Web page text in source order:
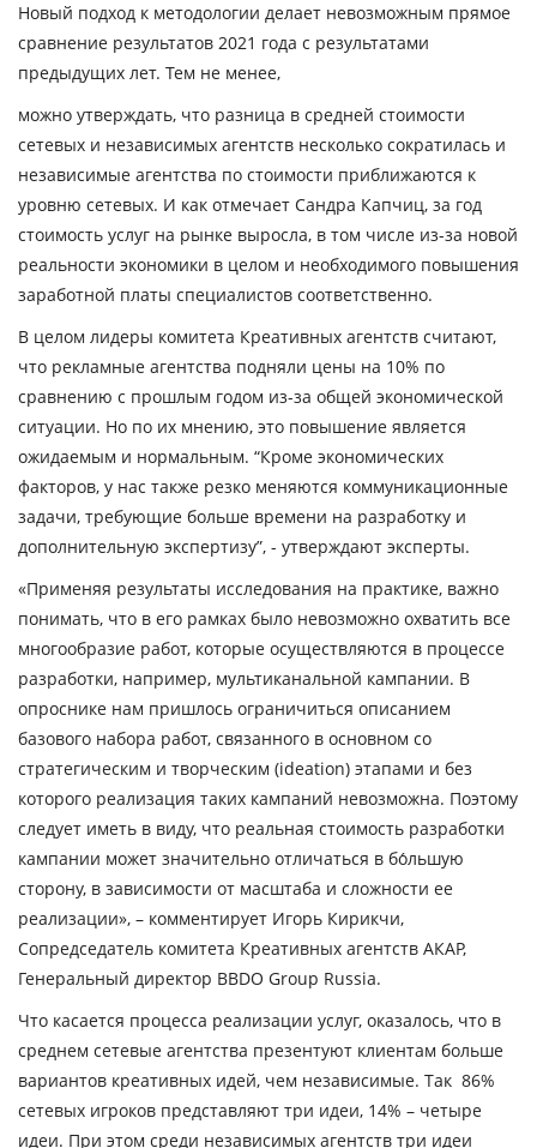
Новый подход к методологии делает невозможным прямое
сравнение результатов 2021 года с результатами
предыдущих лет. Тем не менее,
можно утверждать, что разница в средней стоимости
сетевых и независимых агентств несколько сократилась и
независимые агентства по стоимости приближаются к
уровню сетевых. И как отмечает Сандра Капчиц, за год
стоимость услуг на рынке выросла, в том числе из-за новой
реальности экономики в целом и необходимого повышения
заработной платы специалистов соответственно.
В целом лидеры комитета Креативных агентств считают,
что рекламные агентства подняли цены на 10% по
сравнению с прошлым годом из-за общей экономической
ситуации. Но по их мнению, это повышение является
ожидаемым и нормальным. “Кроме экономических
факторов, у нас также резко меняются коммуникационные
задачи, требующие больше времени на разработку и
дополнительную экспертизу”, - утверждают эксперты.
«Применяя результаты исследования на практике, важно
понимать, что в его рамках было невозможно охватить все
многообразие работ, которые осуществляются в процессе
разработки, например, мультиканальной кампании. В
опроснике нам пришлось ограничиться описанием
базового набора работ, связанного в основном со
стратегическим и творческим (ideation) этапами и без
которого реализация таких кампаний невозможна. Поэтому
следует иметь в виду, что реальная стоимость разработки
кампании может значительно отличаться в бо́льшую
сторону, в зависимости от масштаба и сложности ее
реализации», – комментирует Игорь Кирикчи,
Сопредседатель комитета Креативных агентств АКАР,
Генеральный директор BBDO Group Russia.
Что касается процесса реализации услуг, оказалось, что в
среднем сетевые агентства презентуют клиентам больше
вариантов креативных идей, чем независимые. Так 86%
сетевых игроков представляют три идеи, 14% – четыре
идеи. При этом среди независимых агентств три идеи